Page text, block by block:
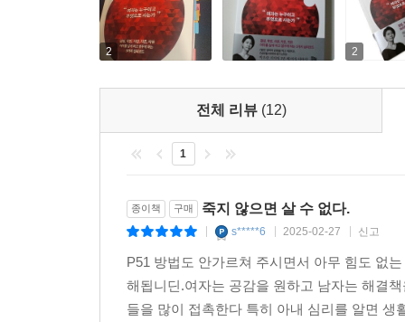
복일 수 있습니다. 누구의 영향도, 누구의 반영도
---「‘홀로, 자유를 즐기기를’」중에서
때때로 우리는 알 수 없는 마음의 문제 때문에 고
불행마자도 질투를 하기도 한다. 배고프지 않은
있게 분석한 저자의 혜안이 더 값진 까닭이다.
저자는 우리 자신을 더욱 신랄하게 바라보라고
위해, 자유롭고 독립된 존재로 어떻게 살아야 할
2 2
전체 리뷰 (12)
1
종이책 구매 죽지 않으면 살 수 없다.
s*****6 2025-02-27 신고
P51 방법도 안가르쳐 주시면서 아무 힘도 없
해됩니딘.여자는 공감을 원하고 남자는 해결
들을 많이 접촉한다 특히 아내 심리를 알면